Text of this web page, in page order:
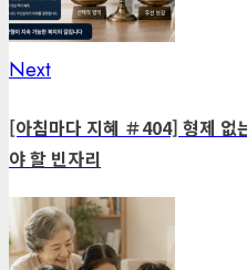
NextNext
[아침마다 지혜 ＃404] 형제 없
야 할 빈자리